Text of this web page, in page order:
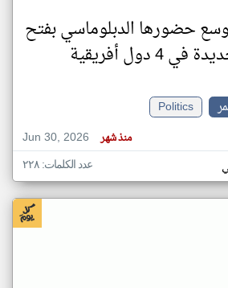
حضورها الدبلوماسي بفتح
4 دول أفريقية
Politics
Jun 30, 2026
منذ شهر
عدد الكلمات: ٢٢٨